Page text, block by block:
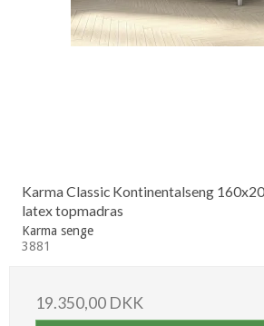
Karma Classic Kontinentalseng
latex topmadras
Karma senge
3881
19.350,00 DKK